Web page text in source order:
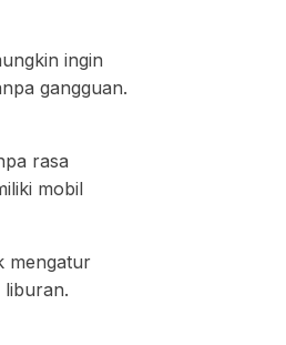
ingin
gangguan.
rasa
mobil
mengatur
liburan.